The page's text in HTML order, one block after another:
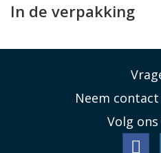
In de verpakking
Neem
Volg